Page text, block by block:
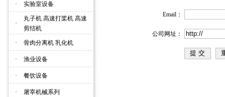
· 实验室设备
·
丸子机 高速打桨机 高速
剪结机
· 骨肉分离机 乳化机
· 渔业设备
· 餐饮设备
· 屠宰机械系列
Email ：
公司网址：